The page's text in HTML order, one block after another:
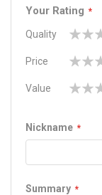
Your Rating
Quality
star
stars
stars
stars
stars
Price
star
stars
stars
stars
stars
Value
Nickname
Summary